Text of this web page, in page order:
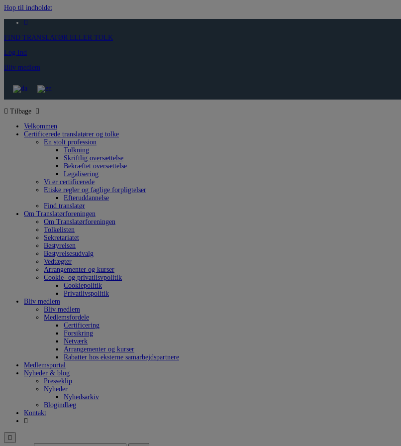
Hop til indholdet
FIND TRANSLATØR ELLER TOLK
Log Ind
Bliv medlem
Tilbage
Velkommen
Certificerede translatører og tolke
En stolt profession
Tolkning
Skriftlig oversættelse
Bekræftet oversættelse
Legalisering
Vi er certificerede
Etiske regler og faglige forpligtelser
Efteruddannelse
Find translatør
Om Translatørforeningen
Om Translatørforeningen
Tolkelisten
Sekretariatet
Bestyrelsen
Bestyrelsesudvalg
Vedtægter
Arrangementer og kurser
Cookie- og privatlisvpolitik
Cookiepolitik
Privatlivspolitik
Bliv medlem
Bliv medlem
Medlemsfordele
Certificering
Forsikring
Netværk
Arrangementer og kurser
Rabatter hos eksterne samarbejdspartnere
Medlemsportal
Nyheder & blog
Presseklip
Nyheder
Nyhedsarkiv
Blogindlæg
Kontakt